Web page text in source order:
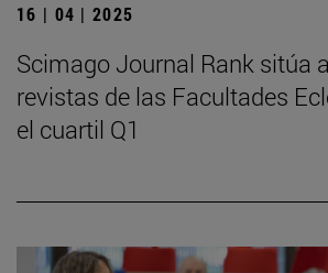
16 | 04 | 2025
Scimago Journal Rank sitúa
revistas de las Facultades
el cuartil Q1